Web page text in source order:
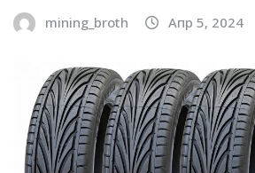
mining_broth Апр 5, 2024